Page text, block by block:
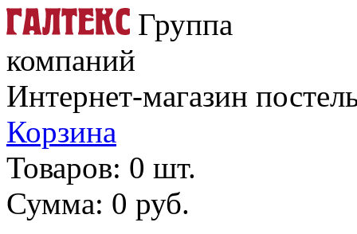
Группа
компаний
Интернет-магазин
Корзина
Товаров: 0 шт.
Сумма: 0 руб.